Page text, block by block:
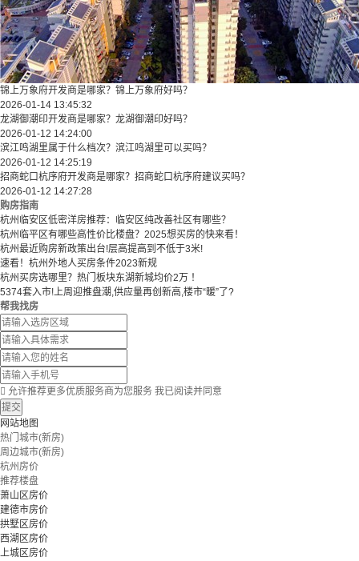
锦上万象府开发商是哪家？锦上万象府好吗？
2026-01-14 13:45:32
龙湖御潮印开发商是哪家？龙湖御潮印好吗？
2026-01-12 14:24:00
滨江鸣湖里属于什么档次？滨江鸣湖里可以买吗？
2026-01-12 14:25:19
招商蛇口杭序府开发商是哪家？招商蛇口杭序府建议买吗？
2026-01-12 14:27:28
购房指南
杭州临安区低密洋房推荐：临安区纯改善社区有哪些？
​​杭州临平区有哪些高性价比楼盘？2025想买房的快来看！​
杭州最近购房新政策出台!层高提高到不低于3米!
速看！杭州外地人买房条件2023新规
杭州买房选哪里？热门板块东湖新城均价2万 ！
5374套入市!上周迎推盘潮,供应量再创新高,楼市“暖”了?
帮我找房
 允许推荐更多优质服务商为您服务 我已阅读并同意
提交
网站地图
热门城市(新房)
周边城市(新房)
杭州房价
推荐楼盘
萧山区房价
建德市房价
拱墅区房价
西湖区房价
上城区房价